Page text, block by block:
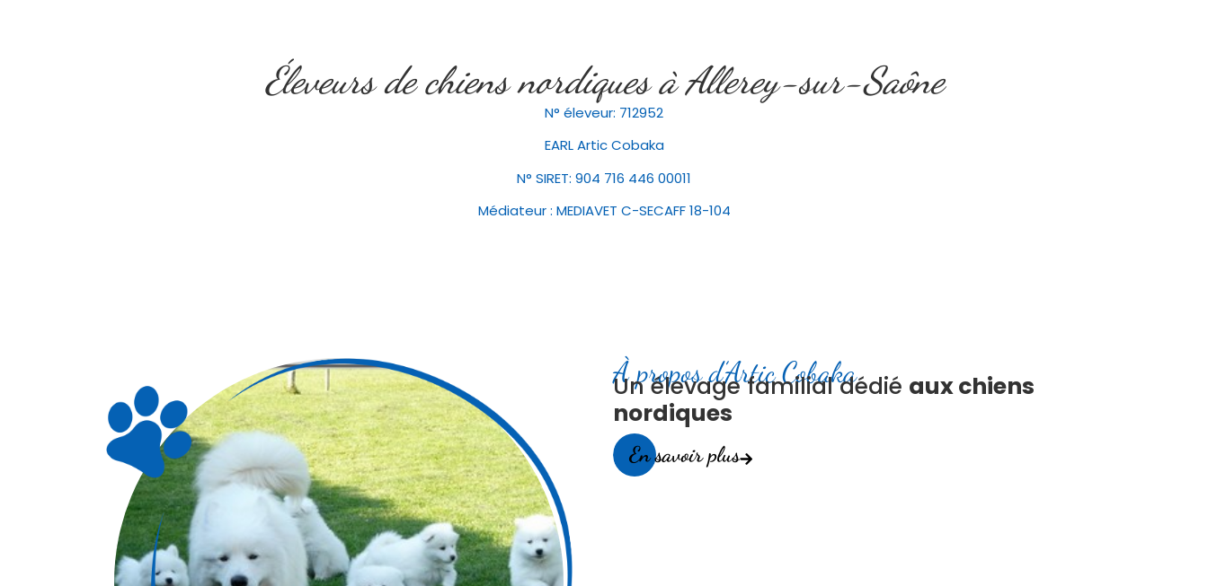
Éleveurs de chiens nordiques à Allerey-sur-Saône
N° éleveur: 712952
EARL Artic Cobaka
N° SIRET: 904 716 446 00011
Médiateur : MEDIAVET C-SECAFF 18-104
À propos d’Artic Cobaka
Un élevage familial dédié aux chiens
nordiques
En savoir plus